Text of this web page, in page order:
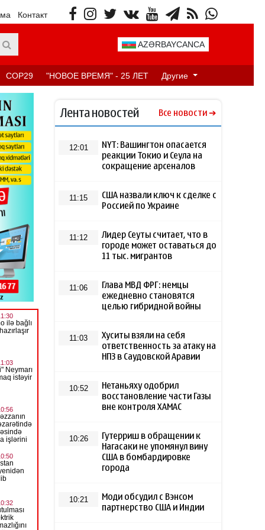
Контакт
AZƏRBAYCANCA
COP29 "НОВОЕ ВРЕМЯ" - 25 ЛЕТ Другие
Лента новостей Все новости
12:01
NYT: Вашингтон опасается
реакции Токио и Сеула на
сокращение арсеналов
11:15
США назвали ключ к сделке с
Россией по Украине
11:12
Лидер Сеуты считает, что в
городе может оставаться до
11 тыс. мигрантов
11:06
Глава МВД ФРГ: немцы
ежедневно становятся
целью гибридной войны
11:03
Хуситы взяли на себя
ответственность за атаку на
НПЗ в Саудовской Аравии
10:52
Нетаньяху одобрил
восстановление части Газы
вне контроля ХАМАС
10:26
Гутерриш в обращении к
Нагасаки не упомянул вину
США в бомбардировке
города
10:21
Моди обсудил с Вэнсом
партнерство США и Индии